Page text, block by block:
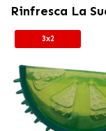
Rinfresca La
3x2